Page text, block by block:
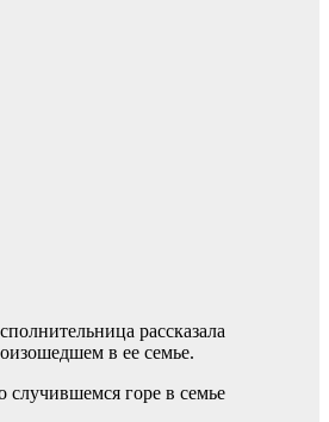
рассказала
в ее семье.